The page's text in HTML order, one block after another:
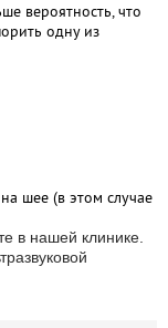
вероятность, что
одну из
шее (в этом случае
в нашей клинике.